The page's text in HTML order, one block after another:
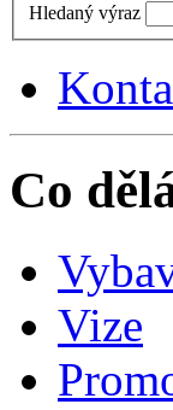
Hledaný výraz
Co
Vize